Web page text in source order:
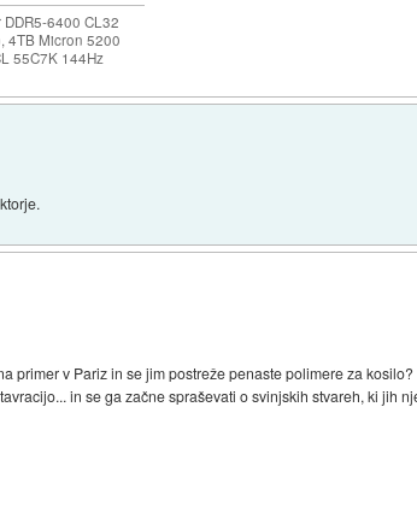
6400 CL32
4TB Micron 5200
55C7K 144Hz
primer v Pariz in se jim postreže penaste polimere za kosilo?
in se ga začne spraševati o svinjskih stvareh, ki jih